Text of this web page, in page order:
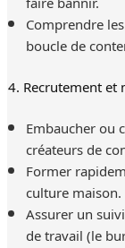
Comprendre
boucle de
4. Recrutement et
Embaucher ou
créateurs de
Former
culture maison.
Assurer un
de travail (le